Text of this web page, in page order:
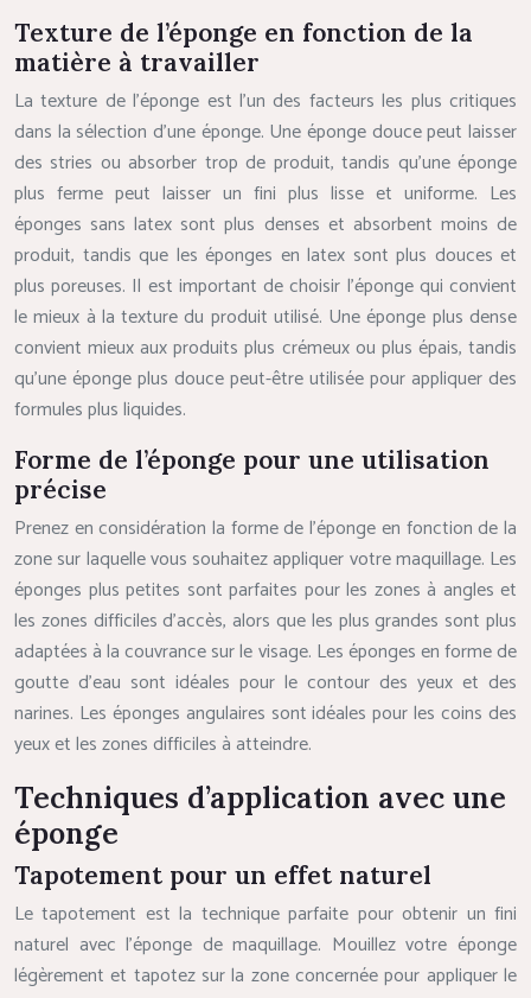
Texture de l’éponge en fonction de la
matière à travailler
La texture de l’éponge est l’un des facteurs les plus critiques
dans la sélection d’une éponge. Une éponge douce peut laisser
des stries ou absorber trop de produit, tandis qu’une éponge
plus ferme peut laisser un fini plus lisse et uniforme. Les
éponges sans latex sont plus denses et absorbent moins de
produit, tandis que les éponges en latex sont plus douces et
plus poreuses. Il est important de choisir l’éponge qui convient
le mieux à la texture du produit utilisé. Une éponge plus dense
convient mieux aux produits plus crémeux ou plus épais, tandis
qu’une éponge plus douce peut-être utilisée pour appliquer des
formules plus liquides.
Forme de l’éponge pour une utilisation
précise
Prenez en considération la forme de l’éponge en fonction de la
zone sur laquelle vous souhaitez appliquer votre maquillage. Les
éponges plus petites sont parfaites pour les zones à angles et
les zones difficiles d’accès, alors que les plus grandes sont plus
adaptées à la couvrance sur le visage. Les éponges en forme de
goutte d’eau sont idéales pour le contour des yeux et des
narines. Les éponges angulaires sont idéales pour les coins des
yeux et les zones difficiles à atteindre.
Techniques d’application avec une
éponge
Tapotement pour un effet naturel
Le tapotement est la technique parfaite pour obtenir un fini
naturel avec l’éponge de maquillage. Mouillez votre éponge
légèrement et tapotez sur la zone concernée pour appliquer le